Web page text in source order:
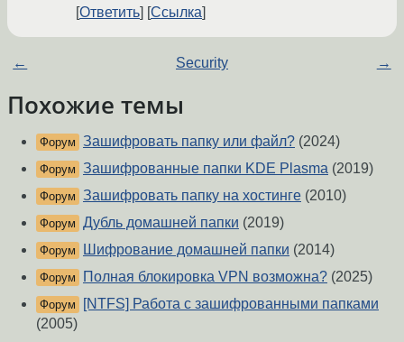
Ответить Ссылка
← Security →
Похожие темы
Форум Зашифровать папку или файл? (2024)
Форум Зашифрованные папки KDE Plasma (2019)
Форум Зашифровать папку на хостинге (2010)
Форум Дубль домашней папки (2019)
Форум Шифрование домашней папки (2014)
Форум Полная блокировка VPN возможна? (2025)
Форум
[NTFS] Работа с зашифрованными папками
(2005)